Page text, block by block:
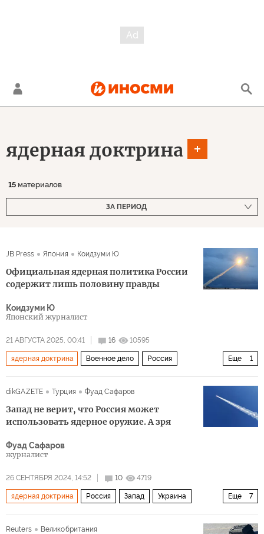
ядерная доктрина
15 материалов
ЗА ПЕРИОД
JB Press Япония Коидзуми Ю
Официальная ядерная политика России
содержит лишь половину правды
Коидзуми Ю
Японский журналист
21 АВГУСТА 2025, 00:41 16 10595
Еще 1
ядерная доктрина Военное дело Россия
dikGAZETE
Турция Фуад Сафаров
Запад не верит, что Россия может
использовать ядерное оружие. А зря
Фуад Сафаров
журналист
26 СЕНТЯБРЯ 2024, 14:52 10 4719
Еще 7
ядерная доктрина Россия Запад Украина
Reuters Великобритания